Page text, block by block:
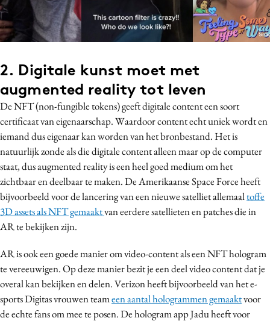
2. Digitale kunst moet met
augmented reality tot leven
De NFT (non-fungible tokens) geeft digitale content een soort
certificaat van eigenaarschap. Waardoor content echt uniek wordt en
iemand dus eigenaar kan worden van het bronbestand. Het is
natuurlijk zonde als die digitale content alleen maar op de computer
staat, dus augmented reality is een heel goed medium om het
zichtbaar en deelbaar te maken. De Amerikaanse Space Force heeft
bijvoorbeeld voor de lancering van een nieuwe satelliet allemaaltoffe
3D assets als NFT gemaaktvan eerdere satellieten en patches die in
AR te bekijken zijn.
AR is ook een goede manier om video-content als een NFT hologram
te vereeuwigen. Op deze manier bezit je een deel video content dat je
overal kan bekijken en delen. Verizon heeft bijvoorbeeld van het e-
sports Digitas vrouwen teameen aantal hologrammen gemaaktvoor
de echte fans om mee te posen. De hologram app Jadu heeft voor